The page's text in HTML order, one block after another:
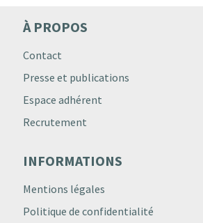
À PROPOS
Contact
Presse et publications
Espace adhérent
Recrutement
INFORMATIONS
Mentions légales
Politique de confidentialité